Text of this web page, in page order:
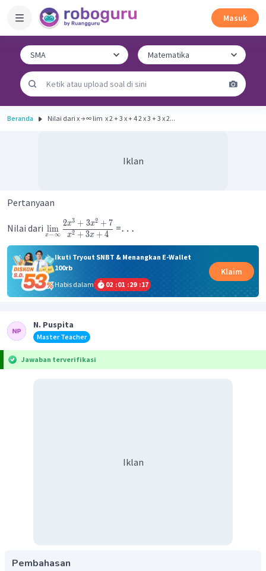
Masuk
Beranda Nilai dari x → ∞ lim ​ x 2 + 3 x + 4 2 x 3 + 3 x 2...
Iklan
Pertanyaan
Nilai dari
x→∞
lim
x2 + 3x + 4
2x3 + 3x2 + 7 =…
Ikuti Tryout SNBT & Menangkan E-Wallet
100rb
Habis dalam
02 :01 :29 :17
Klaim
N. Puspita
Master Teacher
Jawaban terverifikasi
Iklan
Pembahasan